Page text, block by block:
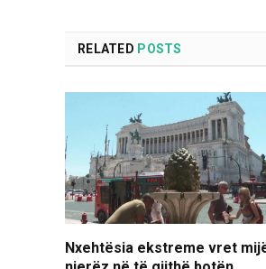
RELATED POSTS
Nxehtësia ekstreme vret